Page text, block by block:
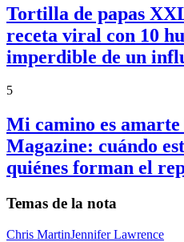
Tortilla de papas
receta viral con 10
imperdible de un
5
Mi camino es
Magazine: cuándo
quiénes forman el
Temas de la nota
Chris MartinJennifer Lawrence